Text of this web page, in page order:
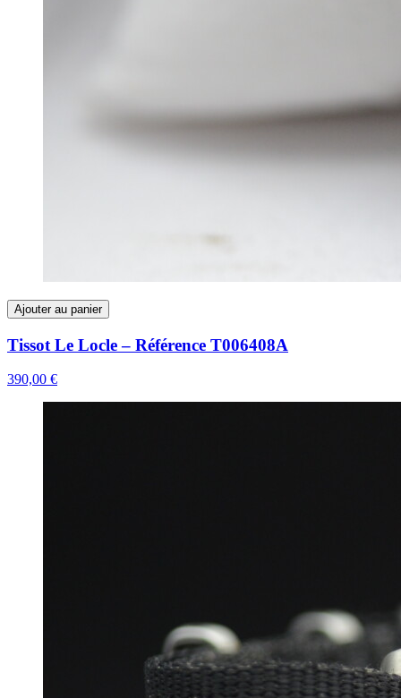
Ajouter au panier
Tissot Le Locle – Référence T006408A
390,00 €